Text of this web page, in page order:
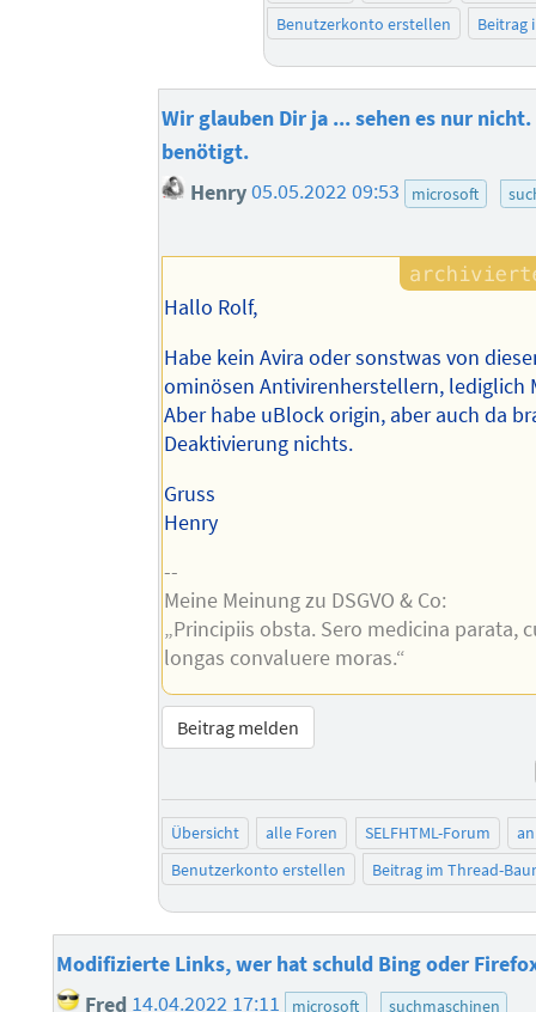
Benutzerkonto erstellen
Beitrag
Wir glauben Dir ja ... sehen es nur
benötigt.
Henry05.05.2022 09:53 microsoft
Hallo Rolf,
Habe kein Avira oder sonstwas von
ominösen Antivirenherstellern, lediglich
Aber habe uBlock origin, aber auch da
Deaktivierung nichts.
Gruss
Henry
--
Meine Meinung zu DSGVO & Co:
„Principiis obsta. Sero medicina parata,
longas convaluere moras.“
Beitrag melden
Übersicht alle Foren SELFHTML-Forum
Benutzerkonto erstellen
Beitrag im Thread-
Modifizierte Links, wer hat schuld Bing oder
Fred 14.04.2022 17:11 microsoft suchmaschinen